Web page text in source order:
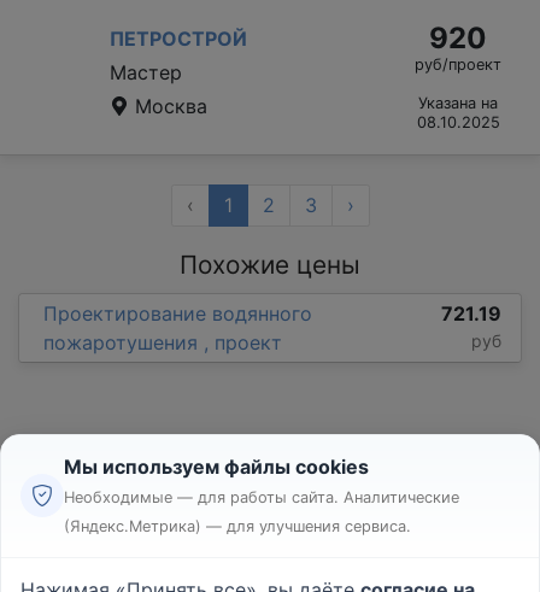
ПЕТРОСТРОЙ
Мастер
Москва
920
руб/проект
Указана на
08.10.2025
‹ 1 2 3 ›
Похожие цены
Проектирование водянного
пожаротушения , проект
721.19
руб
Реклама
Мы используем файлы cookies
Необходимые — для работы сайта. Аналитические
(Яндекс.Метрика) — для улучшения сервиса.